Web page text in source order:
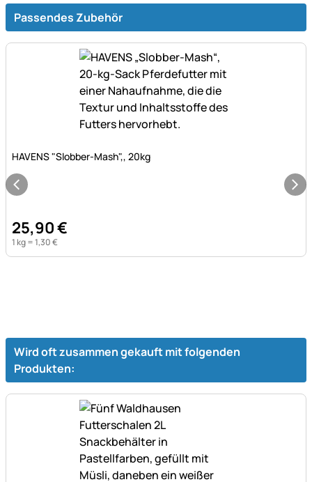
Passendes Zubehör
HAVENS "Slobber-Mash",, 20kg
25,90€
1 kg =1,30€
Wird oft zusammen gekauft mit folgenden
Produkten: